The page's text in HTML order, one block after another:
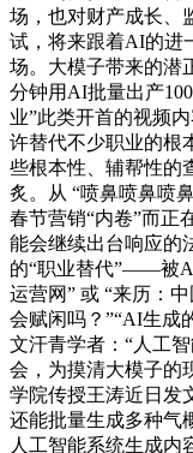
场，也对财产成长、
试，将来跟着AI的进
场。大模子带来的潜
分钟用AI批量出产
业”此类开首的视频
许替代不少职业的根
些根本性、辅帮性的
炙。从 “喷鼻喷鼻喷
春节营销“内卷”而正
能会继续出台响应的
的“职业替代”——被
运营网” 或 “来历：
会赋闲吗？”“AI生成
文汗青学者：“人工
会，为摸清大模子的
学院传授王涛近日发
还能批量生成多种气
人工智能系统生成内